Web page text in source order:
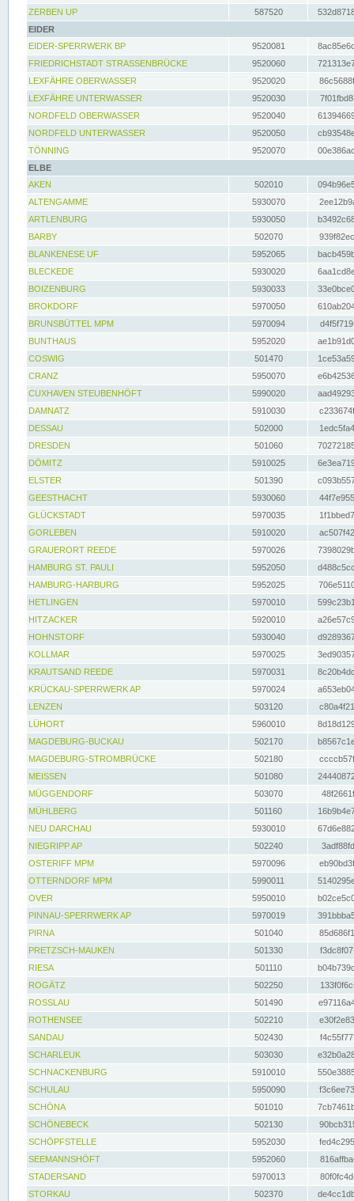
ZERBEN UP
587520
EIDER
EIDER-SPERRWERK BP
9520081
FRIEDRICHSTADT STRASSENBRÜCKE
9520060
LEXFÄHRE OBERWASSER
9520020
LEXFÄHRE UNTERWASSER
9520030
NORDFELD OBERWASSER
9520040
NORDFELD UNTERWASSER
9520050
TÖNNING
9520070
ELBE
AKEN
502010
ALTENGAMME
5930070
ARTLENBURG
5930050
BARBY
502070
BLANKENESE UF
5952065
BLECKEDE
5930020
BOIZENBURG
5930033
BROKDORF
5970050
BRUNSBÜTTEL MPM
5970094
BUNTHAUS
5952020
COSWIG
501470
CRANZ
5950070
CUXHAVEN STEUBENHÖFT
5990020
DAMNATZ
5910030
DESSAU
502000
DRESDEN
501060
DÖMITZ
5910025
ELSTER
501390
GEESTHACHT
5930060
GLÜCKSTADT
5970035
GORLEBEN
5910020
GRAUERORT REEDE
5970026
HAMBURG ST. PAULI
5952050
HAMBURG-HARBURG
5952025
HETLINGEN
5970010
HITZACKER
5920010
HOHNSTORF
5930040
KOLLMAR
5970025
KRAUTSAND REEDE
5970031
KRÜCKAU-SPERRWERK AP
5970024
LENZEN
503120
LÜHORT
5960010
MAGDEBURG-BUCKAU
502170
MAGDEBURG-STROMBRÜCKE
502180
MEISSEN
501080
MÜGGENDORF
503070
MÜHLBERG
501160
NEU DARCHAU
5930010
NIEGRIPP AP
502240
OSTERIFF MPM
5970096
OTTERNDORF MPM
5990011
OVER
5950010
PINNAU-SPERRWERK AP
5970019
PIRNA
501040
PRETZSCH-MAUKEN
501330
RIESA
501110
ROGÄTZ
502250
ROSSLAU
501490
ROTHENSEE
502210
SANDAU
502430
SCHARLEUK
503030
SCHNACKENBURG
5910010
SCHULAU
5950090
SCHÖNA
501010
SCHÖNEBECK
502130
SCHÖPFSTELLE
5952030
SEEMANNSHÖFT
5952060
STADERSAND
5970013
STORKAU
502370